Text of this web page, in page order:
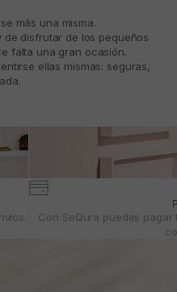
más una misma.
disfrutar de los pequeños
falta una gran ocasión.
ellas mismas: seguras,
Con SeQura puedes